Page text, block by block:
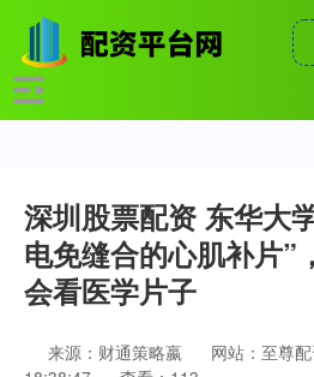
深圳股票配资 东华大
电免缝合的心肌补片”
会看医学片子
来源：财通策略嬴 网站：至尊